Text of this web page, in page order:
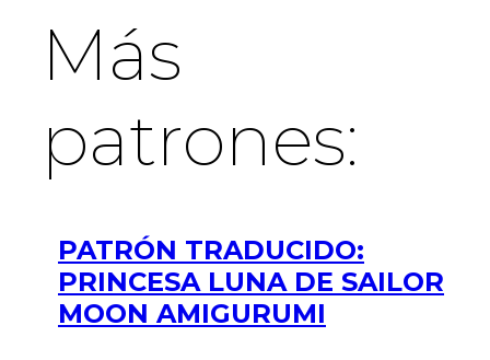
Más
patrones:
PATRÓN TRADUCIDO:
PRINCESA LUNA DE SAILOR
MOON AMIGURUMI